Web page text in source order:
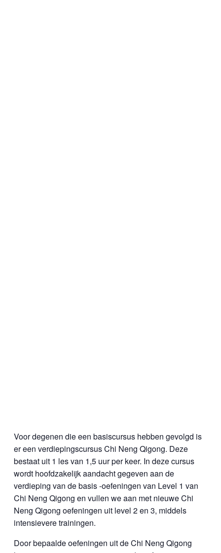
Voor degenen die een basiscursus hebben gevolgd is
er een verdiepingscursus Chi Neng Qigong. Deze
bestaat uit 1 les van 1,5 uur per keer. In deze cursus
wordt hoofdzakelijk aandacht gegeven aan de
verdieping van de basis -oefeningen van Level 1 van
Chi Neng Qigong en vullen we aan met nieuwe Chi
Neng Qigong oefeningen uit level 2 en 3, middels
intensievere trainingen.
Door bepaalde oefeningen uit de Chi Neng Qigong